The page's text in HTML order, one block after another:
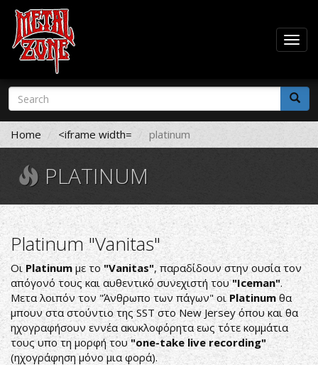
Skip
main
content
Search
form
Search
Home <iframe width= platinum
PLATINUM
Platinum "Vanitas"
ΟιPlatinum με το "Vanitas", παραδίδουν στην ουσία τον
απόγονό τους και αυθεντικό συνεχιστή του"Iceman".
Μετα λοιπόν τον "Άνθρωπο των πάγων" οιPlatinumθα
μπουν στα στούντιο της SST στο New Jersey όπου και θα
ηχογραφήσουν εννέα ακυκλοφόρητα εως τότε κομμάτια
τους υπο τη μορφή του"one-take live recording"
(ηχογράφηση μόνο μια φορά).